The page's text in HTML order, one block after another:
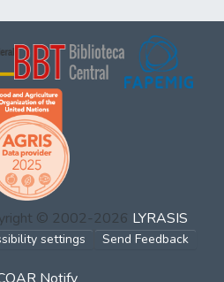
© 2002-2026 LYRASIS
settings Send Feedback